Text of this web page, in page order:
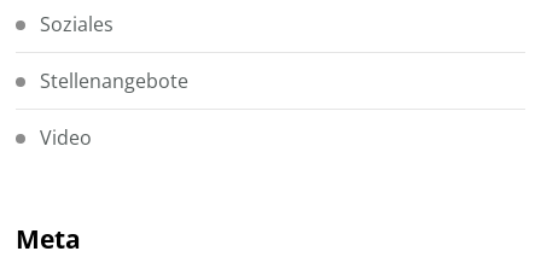
Soziales
Stellenangebote
Video
Meta